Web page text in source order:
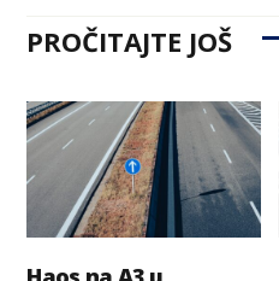
PROČITAJTE JOŠ